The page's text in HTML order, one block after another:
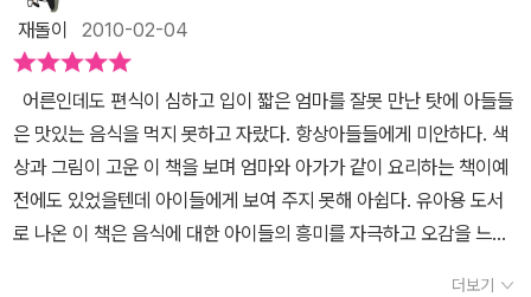
맵다고 싫다하고 주로 찾는게 피자, 통닭 이렇습니다.가지 가지 나물
넣은 비빔밥을 좋아하며 먹자고 할 줄이야.요리 요정 라쿠쿠는 초록
야채도, 빨간 고추장도 참 예쁘게 맛있어보이게 변신시키는 마술같은
힘을 지녔습니다.제일 마음에 들었던 부분이 고추장을 꽃잎으로 표현
한 부분이에요.우리 아이들 고추장 맵다고 근처도 안가려 했거든요.
그걸 보고 우리 둘째는 제가 고추장 꽃잎 뜬다고 밥 위에 올려놓기도
했습니다.그렇게 요리 요정 라쿠쿠처럼 오색 나물 넣고 계란 후라이
예쁘게 해서 따악 올려놓고슬슬 비벼 먹는데서로 비비겠다고 덤벼드
니 숟가락이 넷입니다.그 바람에 밥알이 여기 저기 튀어 달아나기도
재돌이 2010-02-04
어른인데도 편식이 심하고 입이 짧은 엄마를 잘못 만난 탓에 아들들
은 맛있는 음식을 먹지 못하고 자랐다. 항상아들들에게 미안하다. 색
상과 그림이 고운 이 책을 보며 엄마와 아가가 같이 요리하는 책이예
전에도 있었을텐데 아이들에게 보여 주지 못해 아쉽다. 유아용 도서
로 나온 이 책은 음식에 대한 아이들의 흥미를 자극하고 오감을 느낄
더보기